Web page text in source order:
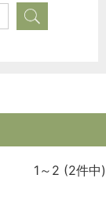
1～2 (2件中)